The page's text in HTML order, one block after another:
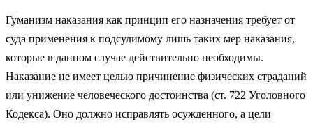
Гуманизм наказания как принцип его назначения требует от
суда применения к подсудимому лишь таких мер наказания,
которые в данном случае действительно необходимы.
Наказание не имеет целью причинение физических страданий
или унижение человеческого достоинства (ст. 722 Уголовного
Кодекса). Оно должно исправлять осужденного, а цели